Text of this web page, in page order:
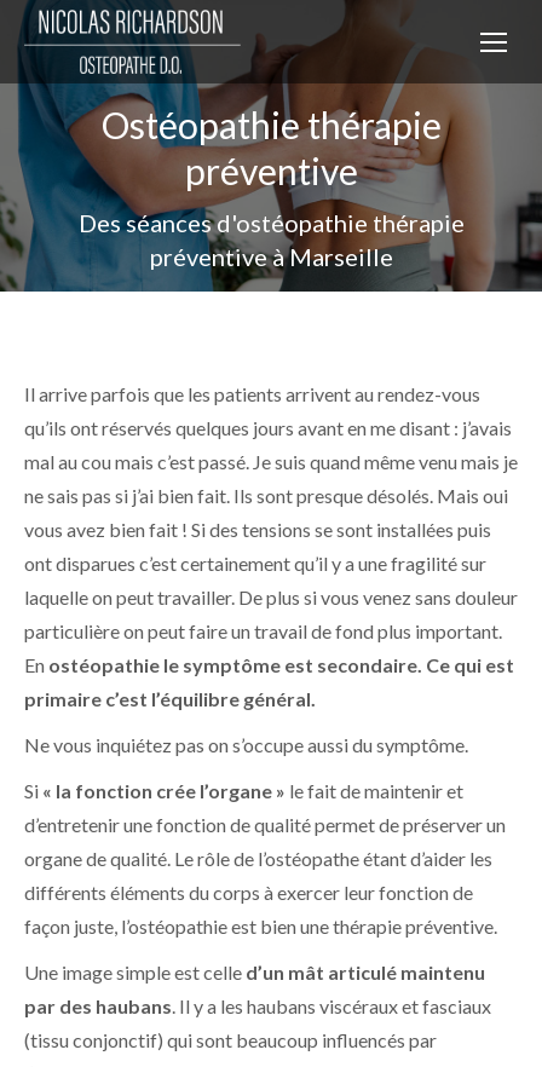
Ostéopathie thérapie
préventive
Des séances d'ostéopathie thérapie
préventive à Marseille
Il arrive parfois que les patients arrivent au rendez-vous
qu’ils ont réservés quelques jours avant en me disant : j’avais
mal au cou mais c’est passé. Je suis quand même venu mais je
ne sais pas si j’ai bien fait. Ils sont presque désolés. Mais oui
vous avez bien fait ! Si des tensions se sont installées puis
ont disparues c’est certainement qu’il y a une fragilité sur
laquelle on peut travailler. De plus si vous venez sans douleur
particulière on peut faire un travail de fond plus important.
En ostéopathie le symptôme est secondaire. Ce qui est
primaire c’est l’équilibre général.
Ne vous inquiétez pas on s’occupe aussi du symptôme.
Si « la fonction crée l’organe » le fait de maintenir et
d’entretenir une fonction de qualité permet de préserver un
organe de qualité. Le rôle de l’ostéopathe étant d’aider les
différents éléments du corps à exercer leur fonction de
façon juste, l’ostéopathie est bien une thérapie préventive.
Une image simple est celle d’un mât articulé maintenu
par des haubans. Il y a les haubans viscéraux et fasciaux
(tissu conjonctif) qui sont beaucoup influencés par